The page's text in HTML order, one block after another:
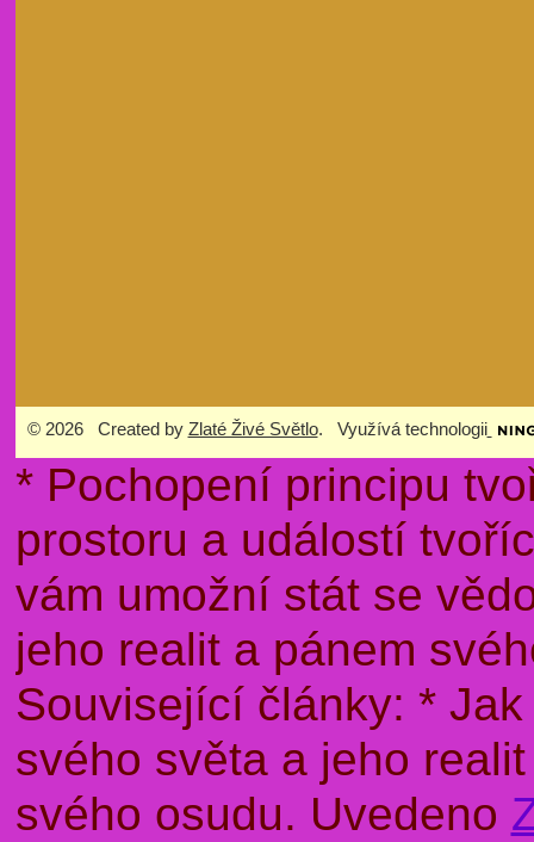
© 2026 Created by Zlaté Živé Světlo. Využívá technologii
* Pochopení principu
prostoru a událostí
vám umožní stát se
jeho realit a pánem
Související články: *
svého světa a jeho
svého osudu. Uvedeno